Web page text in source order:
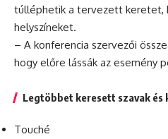
túlléphetik a tervezett keretet,
helyszíneket.
– A konferencia szervezői
hogy előre lássák az esemény
Legtöbbet keresett szavak és
Touché